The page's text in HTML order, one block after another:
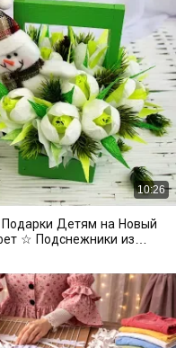
10:26
Детям на Новый
☆ Подснежники из